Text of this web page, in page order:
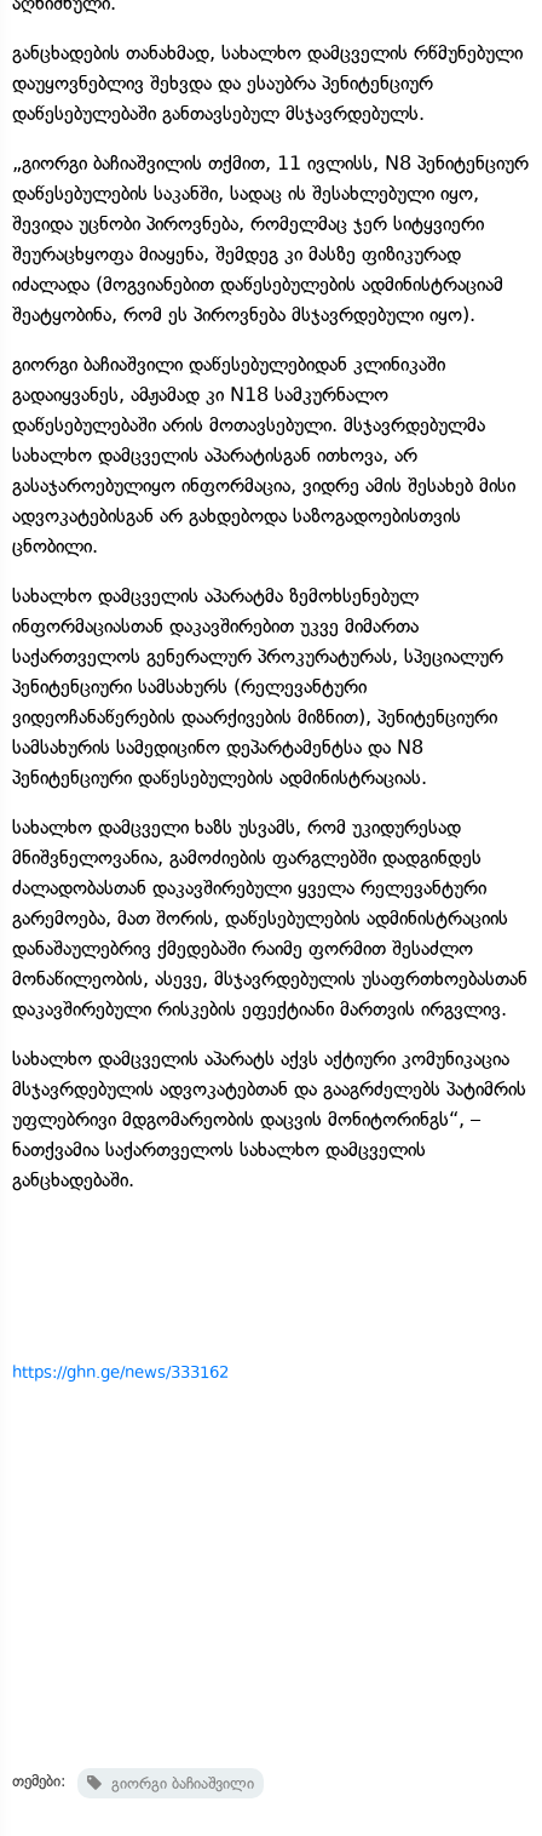
განცხადების თანახმად, სახალხო დამცველის რწმუნებული
დაუყოვნებლივ შეხვდა და ესაუბრა პენიტენციურ
დაწესებულებაში განთავსებულ მსჯავრდებულს.
„გიორგი ბაჩიაშვილის თქმით, 11 ივლისს, N8 პენიტენციურ
დაწესებულების საკანში, სადაც ის შესახლებული იყო,
შევიდა უცნობი პიროვნება, რომელმაც ჯერ სიტყვიერი
შეურაცხყოფა მიაყენა, შემდეგ კი მასზე ფიზიკურად
იძალადა (მოგვიანებით დაწესებულების ადმინისტრაციამ
შეატყობინა, რომ ეს პიროვნება მსჯავრდებული იყო).
გიორგი ბაჩიაშვილი დაწესებულებიდან კლინიკაში
გადაიყვანეს, ამჟამად კი N18 სამკურნალო
დაწესებულებაში არის მოთავსებული. მსჯავრდებულმა
სახალხო დამცველის აპარატისგან ითხოვა, არ
გასაჯაროებულიყო ინფორმაცია, ვიდრე ამის შესახებ მისი
ადვოკატებისგან არ გახდებოდა საზოგადოებისთვის
ცნობილი.
სახალხო დამცველის აპარატმა ზემოხსენებულ
ინფორმაციასთან დაკავშირებით უკვე მიმართა
საქართველოს გენერალურ პროკურატურას, სპეციალურ
პენიტენციური სამსახურს (რელევანტური
ვიდეოჩანაწერების დაარქივების მიზნით), პენიტენციური
სამსახურის სამედიცინო დეპარტამენტსა და N8
პენიტენციური დაწესებულების ადმინისტრაციას.
სახალხო დამცველი ხაზს უსვამს, რომ უკიდურესად
მნიშვნელოვანია, გამოძიების ფარგლებში დადგინდეს
ძალადობასთან დაკავშირებული ყველა რელევანტური
გარემოება, მათ შორის, დაწესებულების ადმინისტრაციის
დანაშაულებრივ ქმედებაში რაიმე ფორმით შესაძლო
მონაწილეობის, ასევე, მსჯავრდებულის უსაფრთხოებასთან
დაკავშირებული რისკების ეფექტიანი მართვის ირგვლივ.
სახალხო დამცველის აპარატს აქვს აქტიური კომუნიკაცია
მსჯავრდებულის ადვოკატებთან და გააგრძელებს პატიმრის
უფლებრივი მდგომარეობის დაცვის მონიტორინგს“, –
ნათქვამია საქართველოს სახალხო დამცველის
განცხადებაში.
https://ghn.ge/news/333162
თემები: გიორგი ბაჩიაშვილი